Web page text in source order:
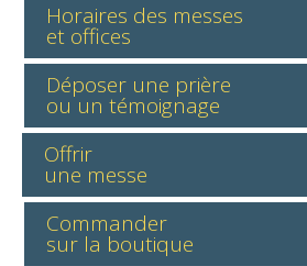
Horaires des messes
et offices
Déposer une prière
ou un témoignage
Offrir
une messe
Commander
sur la boutique